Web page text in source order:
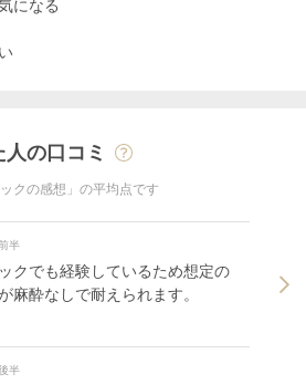
になる
の口コミ
クの感想」の平均点です
半
クでも経験しているため想定の
麻酔なしで耐えられます。
半